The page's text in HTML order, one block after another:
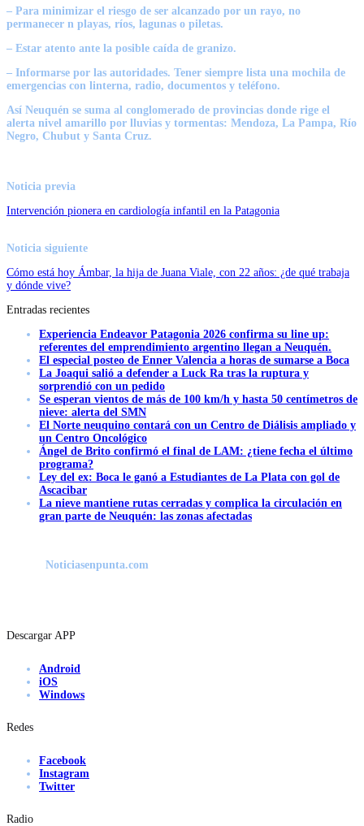
– Para minimizar el riesgo de ser alcanzado por un rayo, no
permanecer n playas, ríos, lagunas o piletas.
– Estar atento ante la posible caída de granizo.
– Informarse por las autoridades. Tener siempre lista una mochila de
emergencias con linterna, radio, documentos y teléfono.
Así Neuquén se suma al conglomerado de provincias donde rige el
alerta nivel amarillo por lluvias y tormentas: Mendoza, La Pampa, Río
Negro, Chubut y Santa Cruz.
Noticia previa
Intervención pionera en cardiología infantil en la Patagonia
Noticia siguiente
Cómo está hoy Ámbar, la hija de Juana Viale, con 22 años: ¿de qué trabaja
y dónde vive?
Entradas recientes
Experiencia Endeavor Patagonia 2026 confirma su line up:
referentes del emprendimiento argentino llegan a Neuquén.
El especial posteo de Enner Valencia a horas de sumarse a Boca
La Joaqui salió a defender a Luck Ra tras la ruptura y
sorprendió con un pedido
Se esperan vientos de más de 100 km/h y hasta 50 centímetros de
nieve: alerta del SMN
El Norte neuquino contará con un Centro de Diálisis ampliado y
un Centro Oncológico
Ángel de Brito confirmó el final de LAM: ¿tiene fecha el último
programa?
Ley del ex: Boca le ganó a Estudiantes de La Plata con gol de
Ascacibar
La nieve mantiene rutas cerradas y complica la circulación en
gran parte de Neuquén: las zonas afectadas
Noticiasenpunta.com
Descargar APP
Android
iOS
Windows
Redes
Facebook
Instagram
Twitter
Radio